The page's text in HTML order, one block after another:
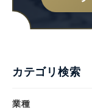
カテゴリ検索
業種